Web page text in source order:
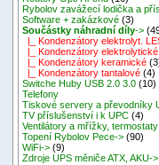
Rybolov zavážecí lodička a přísl
Software + zakázkové (3)
Součástky náhradní díly->
|_ Kondenzátory elektrolyt.
|_ Kondenzátory elektrolytické
|_ Kondenzátory keramické
|_ Kondenzátory tantalové (4)
Switche Huby USB 2.0 3.0 (10)
Telefony
Tiskové servery a převodníky
TV příslušenství i k UPC (4)
Ventilátory a mřížky, termostaty
Topení Rybolov Pece-> (90)
WiFi-> (9)
Zdroje UPS měniče ATX, AKU->